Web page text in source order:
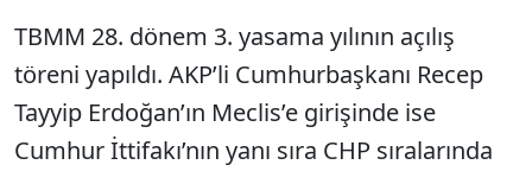
TBMM 28. dönem 3. yasama yılının açılış
töreni yapıldı. AKP’li Cumhurbaşkanı Recep
Tayyip Erdoğan’ın Meclis’e girişinde ise
Cumhur İttifakı’nın yanı sıra CHP sıralarında